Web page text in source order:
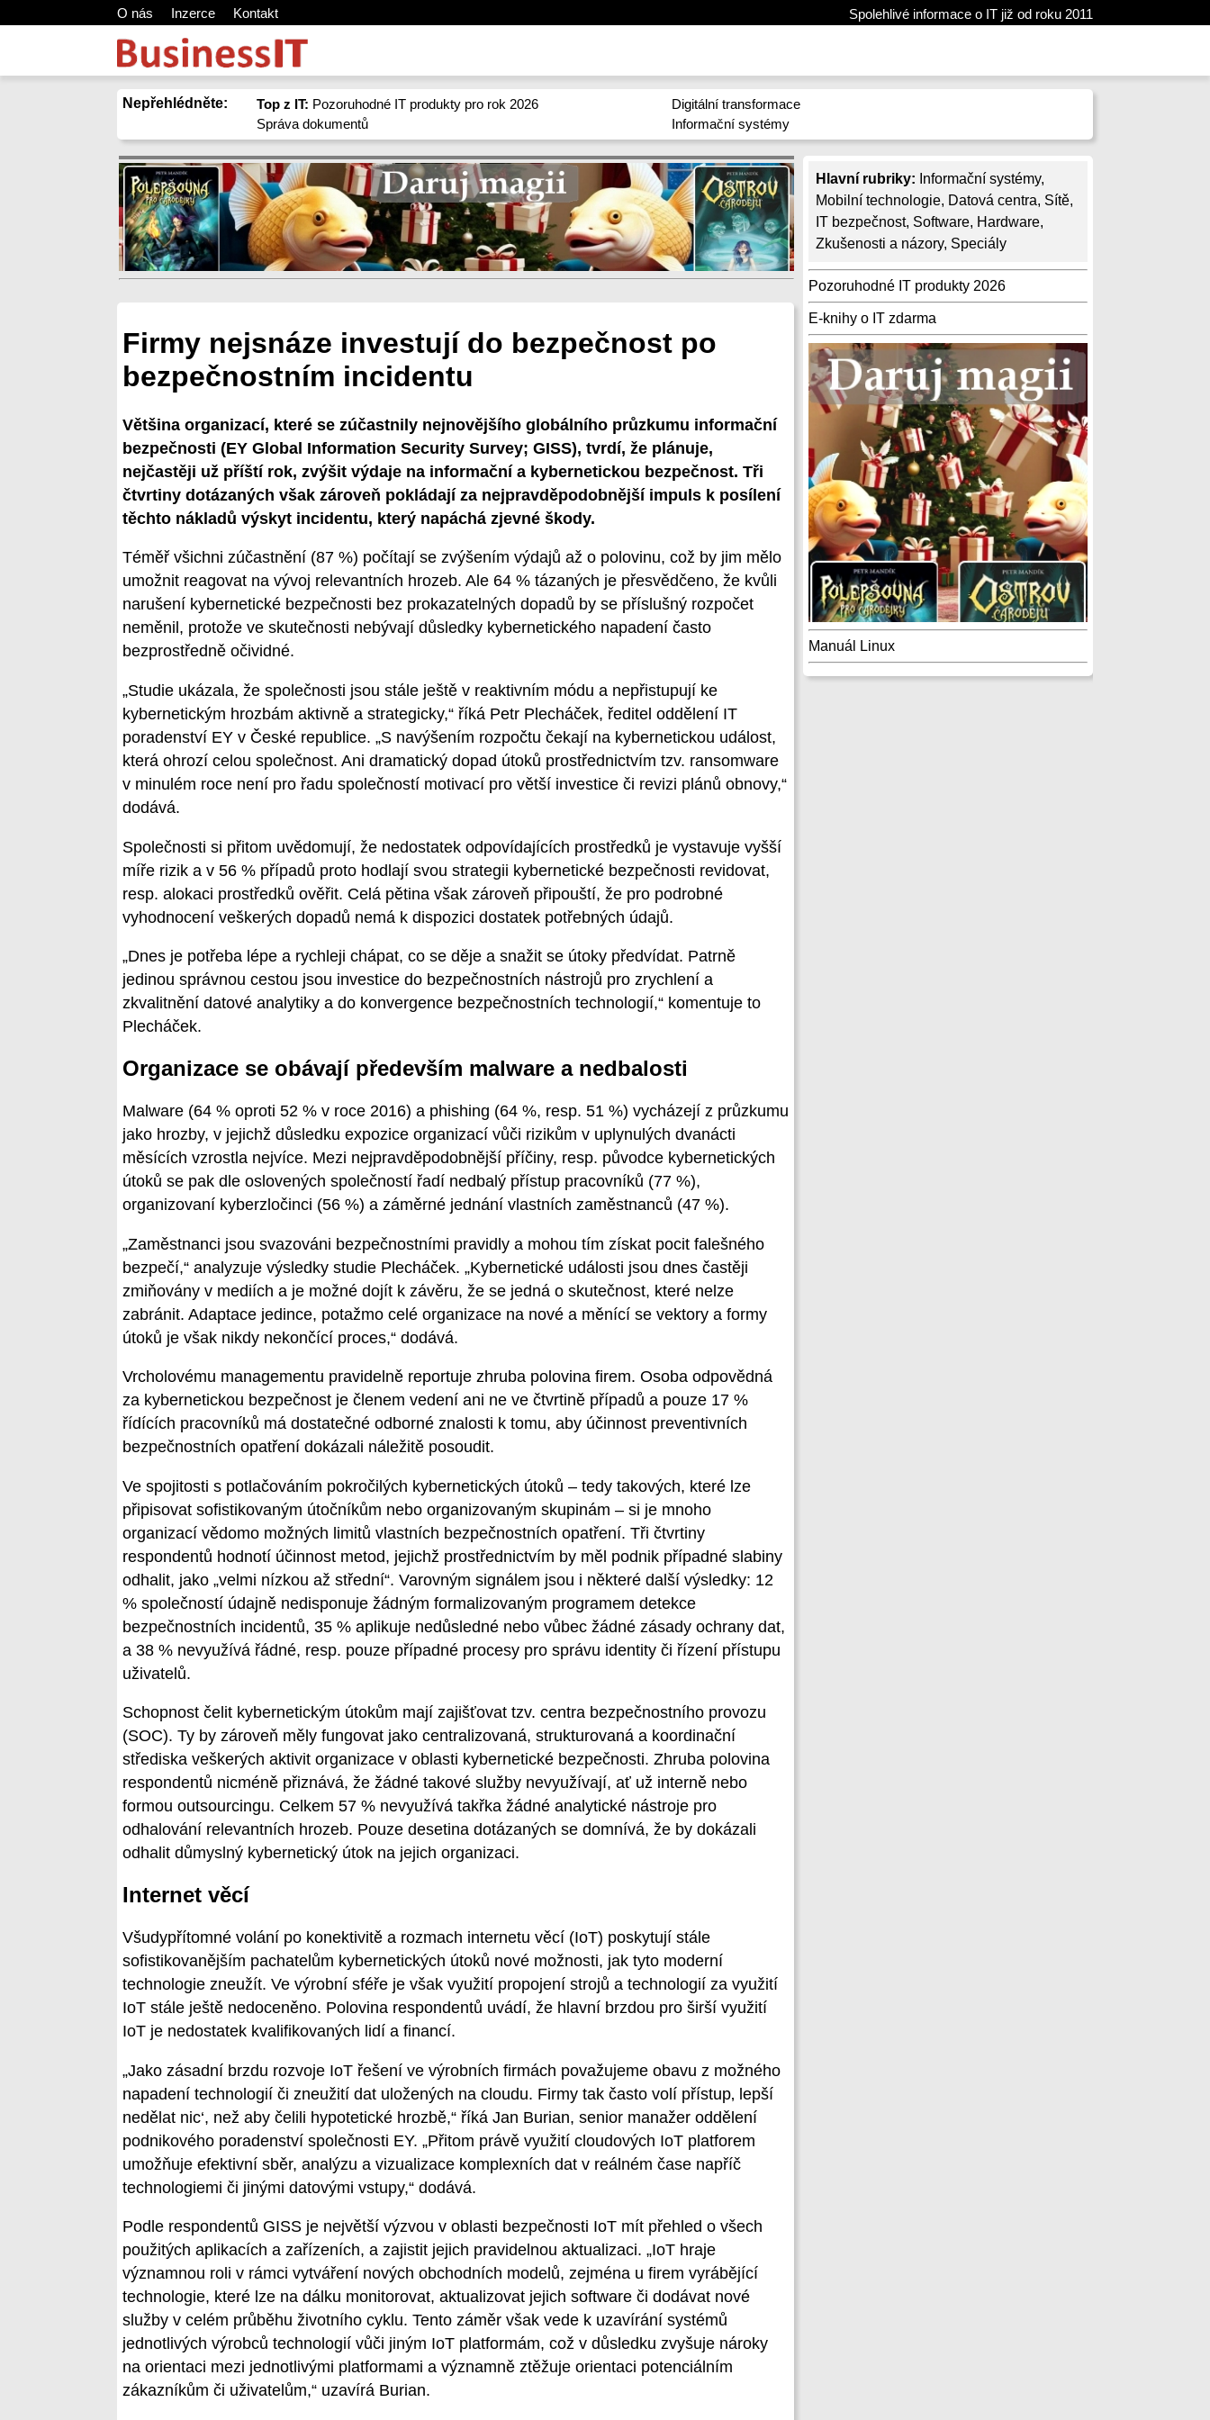
O nás Inzerce Kontakt Spolehlivé informace o IT již od roku 2011
Nepřehlédněte: Top z IT: Pozoruhodné IT produkty pro rok 2026
Správa dokumentů
Digitální transformace
Informační systémy
Hlavní rubriky: Informační systémy,
Mobilní technologie, Datová centra, Sítě,
IT bezpečnost, Software, Hardware,
Zkušenosti a názory, Speciály
Pozoruhodné IT produkty 2026
E-knihy o IT zdarma
Manuál Linux
Firmy nejsnáze investují do bezpečnost po
bezpečnostním incidentu
Většina organizací, které se zúčastnily nejnovějšího globálního průzkumu informační
bezpečnosti (EY Global Information Security Survey; GISS), tvrdí, že plánuje,
nejčastěji už příští rok, zvýšit výdaje na informační a kybernetickou bezpečnost. Tři
čtvrtiny dotázaných však zároveň pokládají za nejpravděpodobnější impuls k posílení
těchto nákladů výskyt incidentu, který napáchá zjevné škody.
Téměř všichni zúčastnění (87 %) počítají se zvýšením výdajů až o polovinu, což by jim mělo
umožnit reagovat na vývoj relevantních hrozeb. Ale 64 % tázaných je přesvědčeno, že kvůli
narušení kybernetické bezpečnosti bez prokazatelných dopadů by se příslušný rozpočet
neměnil, protože ve skutečnosti nebývají důsledky kybernetického napadení často
bezprostředně očividné.
„Studie ukázala, že společnosti jsou stále ještě v reaktivním módu a nepřistupují ke
kybernetickým hrozbám aktivně a strategicky,“ říká Petr Plecháček, ředitel oddělení IT
poradenství EY v České republice. „S navýšením rozpočtu čekají na kybernetickou událost,
která ohrozí celou společnost. Ani dramatický dopad útoků prostřednictvím tzv. ransomware
v minulém roce není pro řadu společností motivací pro větší investice či revizi plánů obnovy,“
dodává.
Společnosti si přitom uvědomují, že nedostatek odpovídajících prostředků je vystavuje vyšší
míře rizik a v 56 % případů proto hodlají svou strategii kybernetické bezpečnosti revidovat,
resp. alokaci prostředků ověřit. Celá pětina však zároveň připouští, že pro podrobné
vyhodnocení veškerých dopadů nemá k dispozici dostatek potřebných údajů.
„Dnes je potřeba lépe a rychleji chápat, co se děje a snažit se útoky předvídat. Patrně
jedinou správnou cestou jsou investice do bezpečnostních nástrojů pro zrychlení a
zkvalitnění datové analytiky a do konvergence bezpečnostních technologií,“ komentuje to
Plecháček.
Organizace se obávají především malware a nedbalosti
Malware (64 % oproti 52 % v roce 2016) a phishing (64 %, resp. 51 %) vycházejí z průzkumu
jako hrozby, v jejichž důsledku expozice organizací vůči rizikům v uplynulých dvanácti
měsících vzrostla nejvíce. Mezi nejpravděpodobnější příčiny, resp. původce kybernetických
útoků se pak dle oslovených společností řadí nedbalý přístup pracovníků (77 %),
organizovaní kyberzločinci (56 %) a záměrné jednání vlastních zaměstnanců (47 %).
„Zaměstnanci jsou svazováni bezpečnostními pravidly a mohou tím získat pocit falešného
bezpečí,“ analyzuje výsledky studie Plecháček. „Kybernetické události jsou dnes častěji
zmiňovány v mediích a je možné dojít k závěru, že se jedná o skutečnost, které nelze
zabránit. Adaptace jedince, potažmo celé organizace na nové a měnící se vektory a formy
útoků je však nikdy nekončící proces,“ dodává.
Vrcholovému managementu pravidelně reportuje zhruba polovina firem. Osoba odpovědná
za kybernetickou bezpečnost je členem vedení ani ne ve čtvrtině případů a pouze 17 %
řídících pracovníků má dostatečné odborné znalosti k tomu, aby účinnost preventivních
bezpečnostních opatření dokázali náležitě posoudit.
Ve spojitosti s potlačováním pokročilých kybernetických útoků – tedy takových, které lze
připisovat sofistikovaným útočníkům nebo organizovaným skupinám – si je mnoho
organizací vědomo možných limitů vlastních bezpečnostních opatření. Tři čtvrtiny
respondentů hodnotí účinnost metod, jejichž prostřednictvím by měl podnik případné slabiny
odhalit, jako „velmi nízkou až střední“. Varovným signálem jsou i některé další výsledky: 12
% společností údajně nedisponuje žádným formalizovaným programem detekce
bezpečnostních incidentů, 35 % aplikuje nedůsledné nebo vůbec žádné zásady ochrany dat,
a 38 % nevyužívá řádné, resp. pouze případné procesy pro správu identity či řízení přístupu
uživatelů.
Schopnost čelit kybernetickým útokům mají zajišťovat tzv. centra bezpečnostního provozu
(SOC). Ty by zároveň měly fungovat jako centralizovaná, strukturovaná a koordinační
střediska veškerých aktivit organizace v oblasti kybernetické bezpečnosti. Zhruba polovina
respondentů nicméně přiznává, že žádné takové služby nevyužívají, ať už interně nebo
formou outsourcingu. Celkem 57 % nevyužívá takřka žádné analytické nástroje pro
odhalování relevantních hrozeb. Pouze desetina dotázaných se domnívá, že by dokázali
odhalit důmyslný kybernetický útok na jejich organizaci.
Internet věcí
Všudypřítomné volání po konektivitě a rozmach internetu věcí (IoT) poskytují stále
sofistikovanějším pachatelům kybernetických útoků nové možnosti, jak tyto moderní
technologie zneužít. Ve výrobní sféře je však využití propojení strojů a technologií za využití
IoT stále ještě nedoceněno. Polovina respondentů uvádí, že hlavní brzdou pro širší využití
IoT je nedostatek kvalifikovaných lidí a financí.
„Jako zásadní brzdu rozvoje IoT řešení ve výrobních firmách považujeme obavu z možného
napadení technologií či zneužití dat uložených na cloudu. Firmy tak často volí přístup‚ lepší
nedělat nic‘, než aby čelili hypotetické hrozbě,“ říká Jan Burian, senior manažer oddělení
podnikového poradenství společnosti EY. „Přitom právě využití cloudových IoT platforem
umožňuje efektivní sběr, analýzu a vizualizace komplexních dat v reálném čase napříč
technologiemi či jinými datovými vstupy,“ dodává.
Podle respondentů GISS je největší výzvou v oblasti bezpečnosti IoT mít přehled o všech
použitých aplikacích a zařízeních, a zajistit jejich pravidelnou aktualizaci. „IoT hraje
významnou roli v rámci vytváření nových obchodních modelů, zejména u firem vyrábějící
technologie, které lze na dálku monitorovat, aktualizovat jejich software či dodávat nové
služby v celém průběhu životního cyklu. Tento záměr však vede k uzavírání systémů
jednotlivých výrobců technologií vůči jiným IoT platformám, což v důsledku zvyšuje nároky
na orientaci mezi jednotlivými platformami a významně ztěžuje orientaci potenciálním
zákazníkům či uživatelům,“ uzavírá Burian.